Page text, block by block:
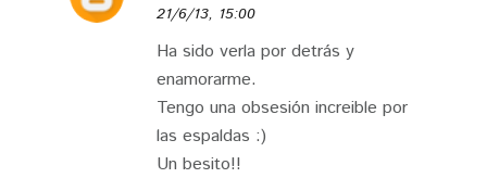
21/6/13, 15:00
Ha sido verla por detrás y
enamorarme.
Tengo una obsesión increible por
las espaldas :)
Un besito!!